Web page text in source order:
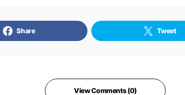
Share Tweet
View Comments (0)